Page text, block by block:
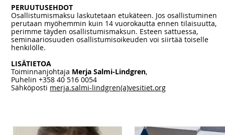
PERUUTUSEHDOT
Osallistumismaksu laskutetaan etukäteen. Jos osallistuminen
perutaan myöhemmin kuin 14 vuorokautta ennen tilaisuutta,
perimme täyden osallistumismaksun. Esteen sattuessa,
seminaariosuuden osallistumisoikeuden voi siirtää toiselle
henkilölle.
LISÄTIETOA
Toiminnanjohtaja Merja Salmi-Lindgren,
Puhelin +358 40 516 0054
Sähköposti merja.salmi-lindgren(a)vesitiet.org